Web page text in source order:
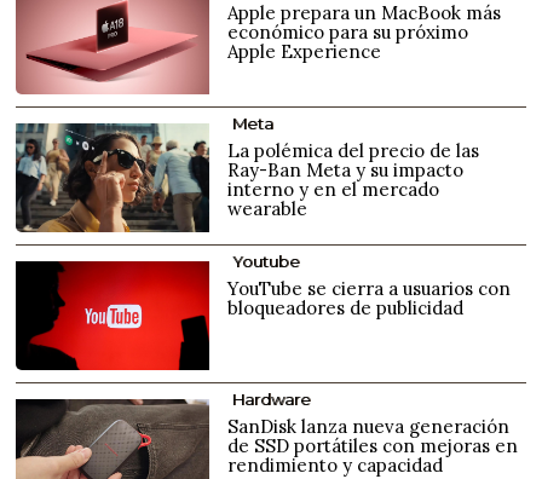
Apple prepara un MacBook más
económico para su próximo
Apple Experience
Meta
La polémica del precio de las
Ray-Ban Meta y su impacto
interno y en el mercado
wearable
Youtube
YouTube se cierra a usuarios con
bloqueadores de publicidad
Hardware
SanDisk lanza nueva generación
de SSD portátiles con mejoras en
rendimiento y capacidad